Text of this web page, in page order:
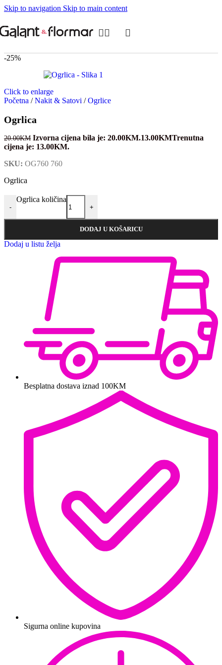
Skip to navigation Skip to main content
-25%
Click to enlarge
Početna / Nakit & Satovi / Ogrlice
Ogrlica
20.00KM Izvorna cijena bila je: 20.00KM.13.00KMTrenutna
cijena je: 13.00KM.
SKU: OG760 760
Ogrlica
-
Ogrlica količina
+
DODAJ U KOŠARICU
Dodaj u listu želja
Besplatna dostava iznad 100KM
Sigurna online kupovina